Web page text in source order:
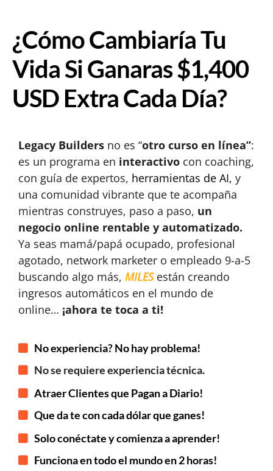
¿Cómo Cambiaría Tu
Vida Si Ganaras $1,400
USD Extra Cada Día?
Legacy Builders no es “otro curso en línea”:
es un programa en interactivo con coaching,
con guía de expertos, herramientas de AI, y
una comunidad vibrante que te acompaña
mientras construyes, paso a paso, un
negocio online rentable y automatizado.
Ya seas mamá/papá ocupado, profesional
agotado, network marketer o empleado 9-a-5
buscando algo más, MILESestán creando
ingresos automáticos en el mundo de
online… ¡ahora te toca a ti!
No experiencia? No hay problema!
No se requiere experiencia técnica.
Atraer Clientes que Pagan a Diario!
Que da te con cada dólar que ganes!
Solo conéctate y comienza a aprender!
Funciona en todo el mundo en 2 horas!